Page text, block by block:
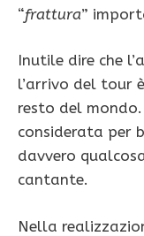
“frattura”
Inutile dire che
l’arrivo del tour
resto del
considerata per
davvero
cantante.
Nella